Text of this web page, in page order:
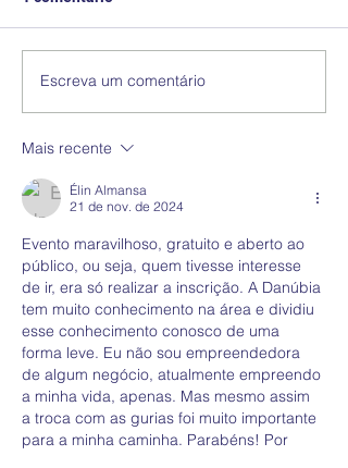
Escreva um comentário
Mais recente
Élin Almansa
21 de nov. de 2024
Evento maravilhoso, gratuito e aberto ao
público, ou seja, quem tivesse interesse
de ir, era só realizar a inscrição. A Danúbia
tem muito conhecimento na área e dividiu
esse conhecimento conosco de uma
forma leve. Eu não sou empreendedora
de algum negócio, atualmente empreendo
a minha vida, apenas. Mas mesmo assim
a troca com as gurias foi muito importante
para a minha caminha. Parabéns! Por